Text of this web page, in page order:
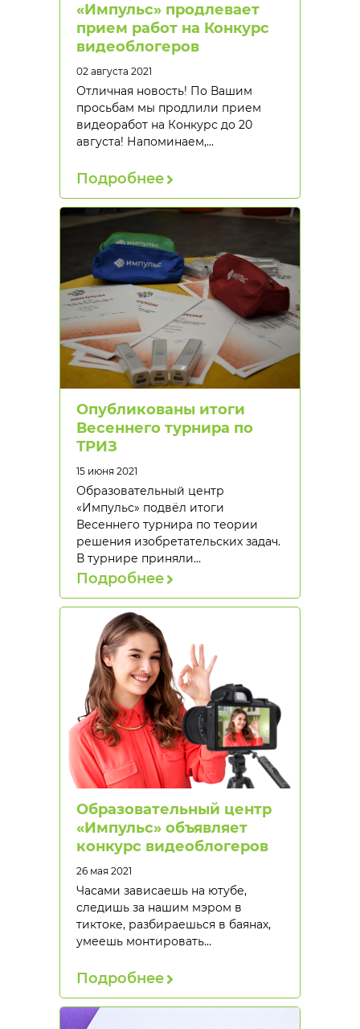
«Импульс» продлевает
прием работ на Конкурс
видеоблогеров
02 августа 2021
Отличная новость! По Вашим
просьбам мы продлили прием
видеоработ на Конкурс до 20
августа! Напоминаем,…
Подробнее
Опубликованы итоги
Весеннего турнира по
ТРИЗ
15 июня 2021
Образовательный центр
«Импульс» подвёл итоги
Весеннего турнира по теории
решения изобретательских задач.
В турнире приняли…
Подробнее
Образовательный центр
«Импульс» объявляет
конкурс видеоблогеров
26 мая 2021
Часами зависаешь на ютубе,
следишь за нашим мэром в
тиктоке, разбираешься в баянах,
умеешь монтировать…
Подробнее